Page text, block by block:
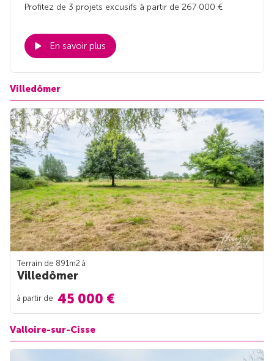
Profitez de 3 projets excusifs à partir de 267 000 €
En savoir plus
Villedômer
Terrain de 891m2 à
Villedômer
à partir de 45 000 €
Valloire-sur-Cisse